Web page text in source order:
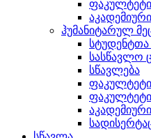
ჰუმანიტარულ
სასწავლო
სწავლება